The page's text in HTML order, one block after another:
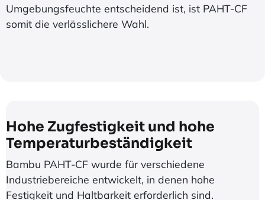
Umgebungsfeuchte entscheidend ist, ist PAHT-CF
somit die verlässlichere Wahl.
Hohe Zugfestigkeit und hohe
Temperaturbeständigkeit
Bambu PAHT-CF wurde für verschiedene
Industriebereiche entwickelt, in denen hohe
Festigkeit und Haltbarkeit erforderlich sind.